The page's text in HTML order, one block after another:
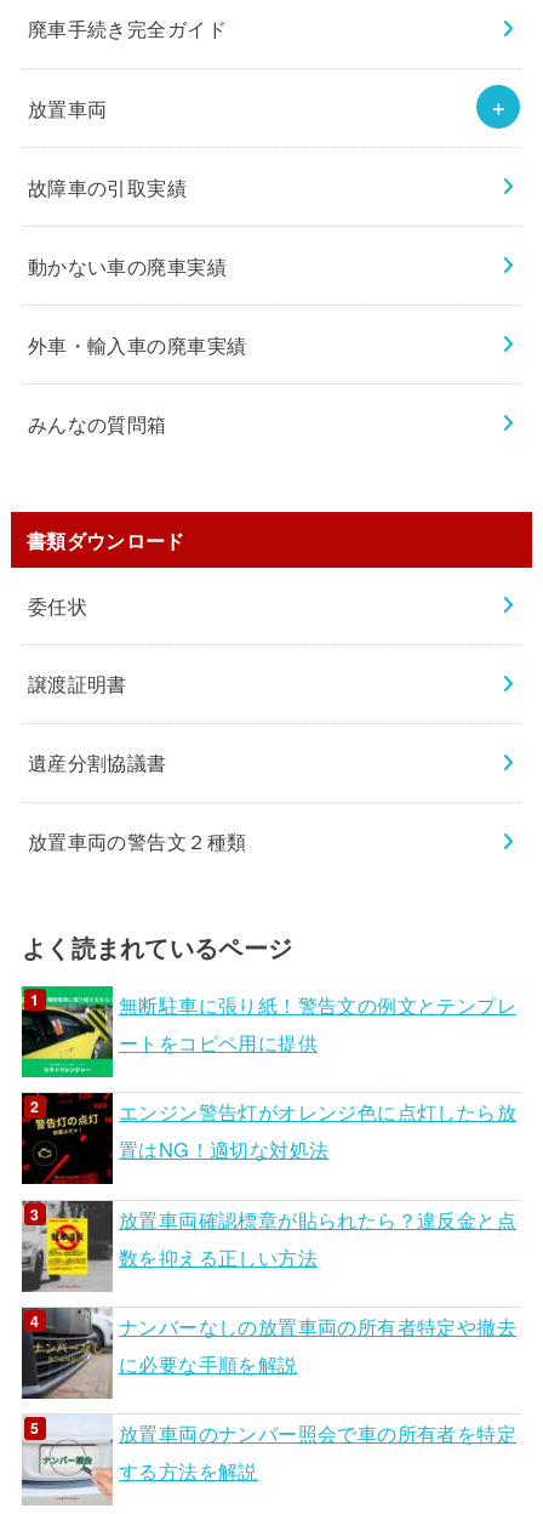
廃車手続き完全ガイド
放置車両
故障車の引取実績
動かない車の廃車実績
外車・輸入車の廃車実績
みんなの質問箱
書類ダウンロード
委任状
譲渡証明書
遺産分割協議書
放置車両の警告文２種類
よく読まれているページ
無断駐車に張り紙！警告文の例文とテンプレ
ートをコピペ用に提供
エンジン警告灯がオレンジ色に点灯したら放
置はNG！適切な対処法
放置車両確認標章が貼られたら？違反金と点
数を抑える正しい方法
ナンバーなしの放置車両の所有者特定や撤去
に必要な手順を解説
放置車両のナンバー照会で車の所有者を特定
する方法を解説